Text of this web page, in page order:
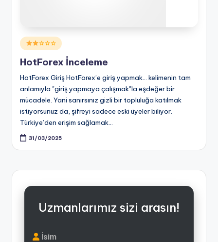
Posted
in
☆☆☆
HotForex İnceleme
HotForex Giriş HotForex’e giriş yapmak... kelimenin tam
anlamıyla "giriş yapmaya çalışmak"la eşdeğer bir
mücadele. Yani sanırsınız gizli bir topluluğa katılmak
istiyorsunuz da, şifreyi sadece eski üyeler biliyor.
Türkiye’den erişim sağlamak…
31/03/2025
Uzmanlarımız sizi arasın!
İsim